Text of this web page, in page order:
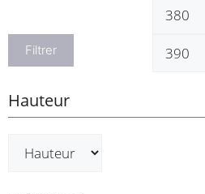
Prix
Filtrer
Hauteur